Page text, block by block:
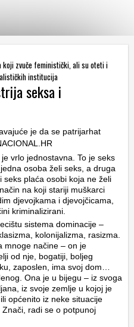
zvuče feministički, ali su oteti i
institucija
seksa i
vrlo jednostavna. To je seks
osoba želi seks, a druga
seks plaća osobi koja ne želi
na koji stariji muškarci
djevojkama i djevojčicama,
kriminalizirani.
sistema dominacije –
kolonijalizma, rasizma.
mnoge načine – on je
od nje, bogatiji, boljeg
zaposlen, ima svoj dom…
Ona je u bijegu – iz svoga
iz svoje zemlje u kojoj je
općenito iz neke situacije
radi se o potpunoj